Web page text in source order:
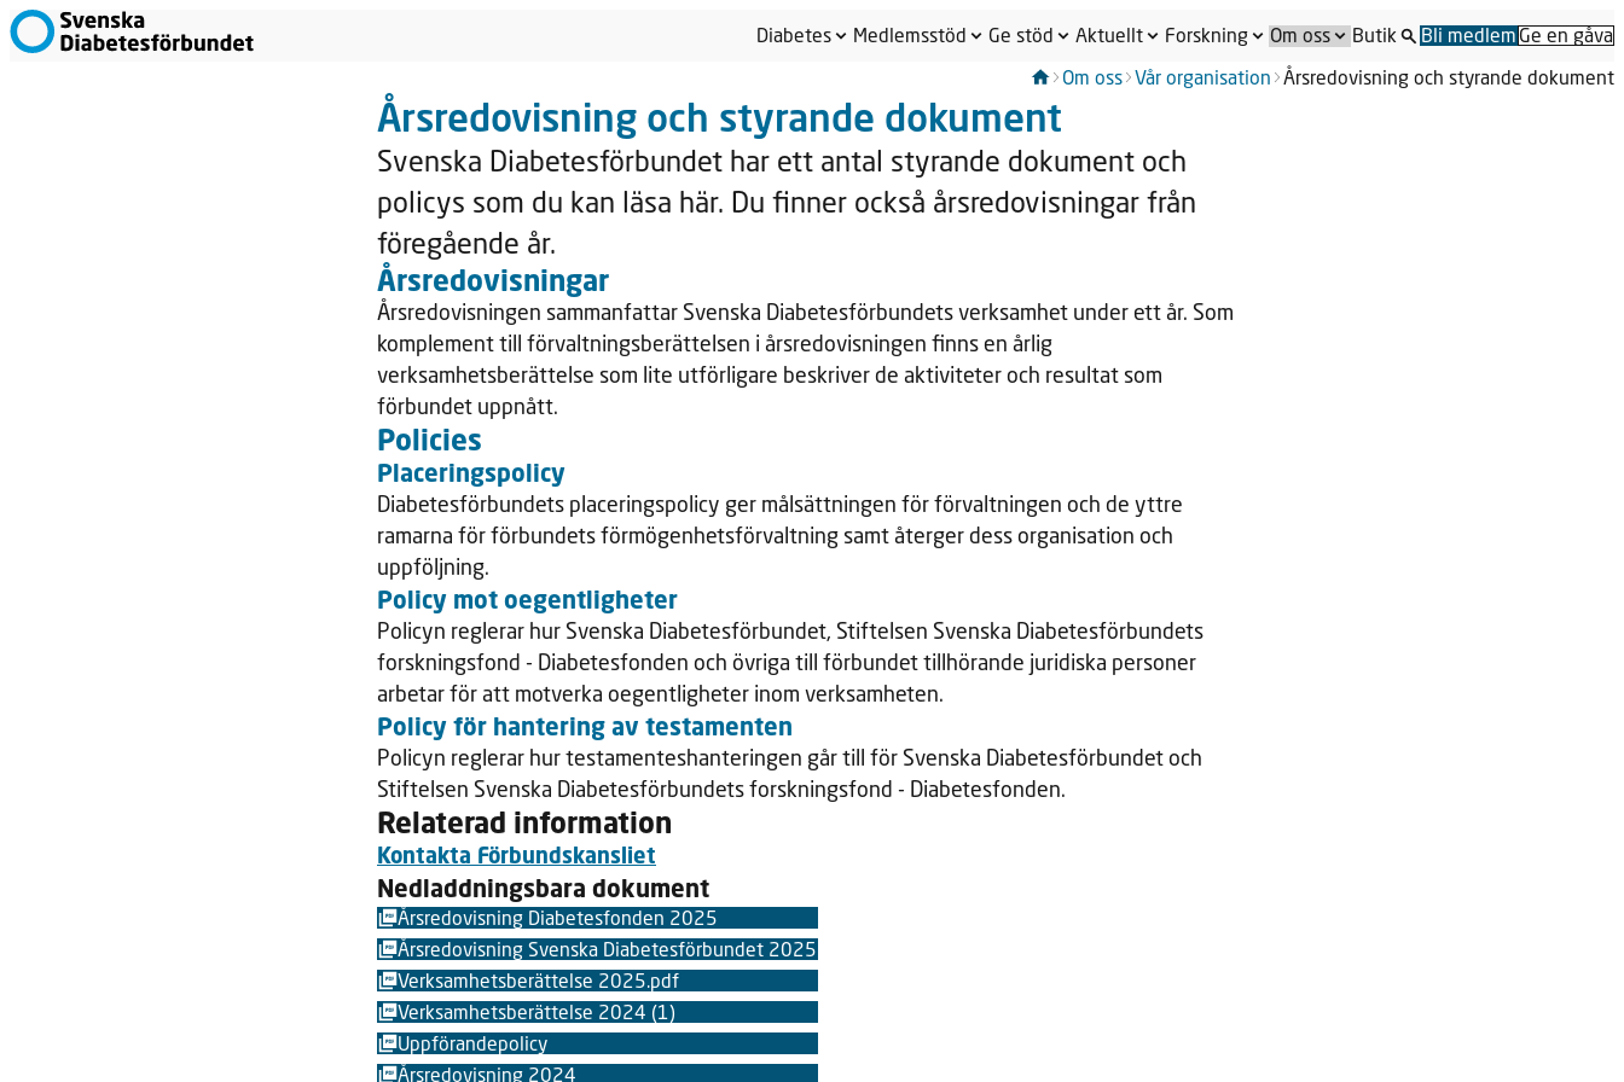
Diabetes Medlemsstöd Ge stöd Aktuellt Forskning Om oss Butik Bli medlem Ge en gåva
Om oss Vår organisation Årsredovisning och styrande dokument
Årsredovisning och styrande dokument
Svenska Diabetesförbundet har ett antal styrande dokument och
policys som du kan läsa här. Du finner också årsredovisningar från
föregående år.
Årsredovisningar
Årsredovisningen sammanfattar Svenska Diabetesförbundets verksamhet under ett år. Som
komplement till förvaltningsberättelsen i årsredovisningen finns en årlig
verksamhetsberättelse som lite utförligare beskriver de aktiviteter och resultat som
förbundet uppnått.
Policies
Placeringspolicy
Diabetesförbundets placeringspolicy ger målsättningen för förvaltningen och de yttre
ramarna för förbundets förmögenhetsförvaltning samt återger dess organisation och
uppföljning.
Policy mot oegentligheter
Policyn reglerar hur Svenska Diabetesförbundet, Stiftelsen Svenska Diabetesförbundets
forskningsfond - Diabetesfonden och övriga till förbundet tillhörande juridiska personer
arbetar för att motverka oegentligheter inom verksamheten.
Policy för hantering av testamenten
Policyn reglerar hur testamenteshanteringen går till för Svenska Diabetesförbundet och
Stiftelsen Svenska Diabetesförbundets forskningsfond - Diabetesfonden.
Relaterad information
Kontakta Förbundskansliet
Nedladdningsbara dokument
Årsredovisning Diabetesfonden 2025
Årsredovisning Svenska Diabetesförbundet 2025
Verksamhetsberättelse 2025.pdf
Verksamhetsberättelse 2024 (1)
Uppförandepolicy
Årsredovisning 2024